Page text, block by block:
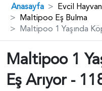
Anasayfa Evcil
Maltipoo Eş Bulma
Maltipoo 1 Yaşında
Maltipoo 1
Eş Arıyor -